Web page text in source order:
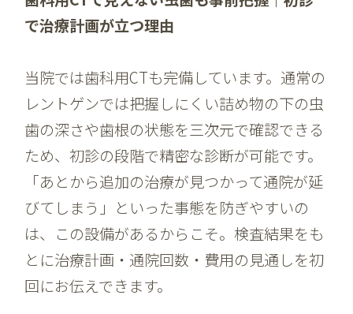
で治療計画が立つ理由
当院では歯科用CTも完備しています。通常の
レントゲンでは把握しにくい詰め物の下の虫
歯の深さや歯根の状態を三次元で確認できる
ため、初診の段階で精密な診断が可能です。
「あとから追加の治療が見つかって通院が延
びてしまう」といった事態を防ぎやすいの
は、この設備があるからこそ。検査結果をも
とに治療計画・通院回数・費用の見通しを初
回にお伝えできます。